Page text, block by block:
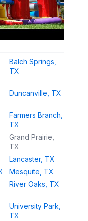
Balch Springs,
TX
Duncanville, TX
Farmers Branch,
TX
Grand Prairie,
TX
Lancaster, TX
Mesquite, TX
River Oaks, TX
University Park,
TX